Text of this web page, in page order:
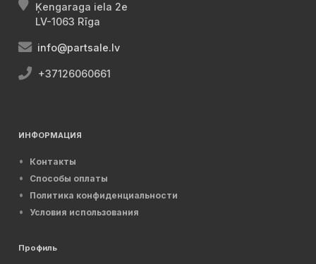
Ķengaraga iela 2e
LV-1063 Rīga
info@partsale.lv
+37126060661
ИНФОРМАЦИЯ
Контакты
Способы оплаты
Политика конфиденциальности
Условия использования
Профиль